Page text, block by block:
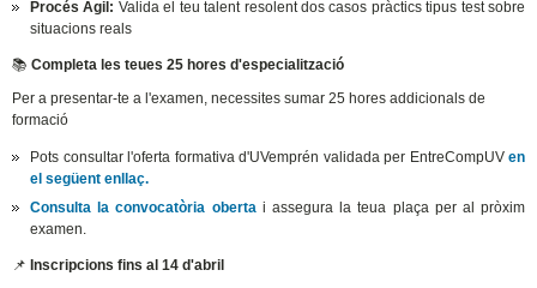
Procés Àgil: Valida el teu talent resolent dos casos pràctics tipus test sobre
situacions reals
📚 Completa les teues 25 hores d'especialització
Per a presentar-te a l'examen, necessites sumar 25 hores addicionals de
formació
Pots consultar l'oferta formativa d'UVemprén validada per EntreCompUVen
el següent enllaç.
Consulta la convocatòria obertai assegura la teua plaça per al pròxim
examen.
📌 Inscripcions fins al 14 d'abril